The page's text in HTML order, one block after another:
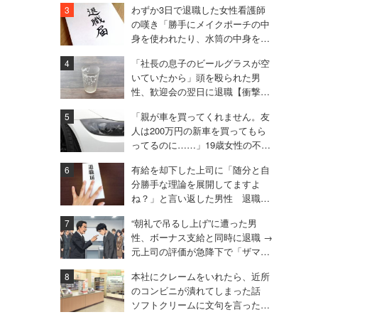
わずか3日で退職した女性看護師
の嘆き「勝手にメイクポーチの中
身を使われたり、水筒の中身を捨
「社長の息子のビールグラスが空
いていたから」頭を殴られた男
性、歓迎会の翌日に退職【衝撃エ
「親が車を買ってくれません。友
人は200万円の新車を買ってもら
ってるのに……」19歳女性の不満
有給を却下した上司に「随分と自
分勝手な理論を展開してますよ
ね？」と言い返した男性 退職届
“朝礼で吊るし上げ”に遭った男
性、ボーナス支給と同時に退職 →
元上司の評価が急降下で「ザマア
本社にクレームをいれたら、近所
のコンビニが潰れてしまった話
ソフトクリームに文句を言ったと